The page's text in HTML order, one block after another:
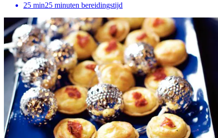
25 min25 minuten bereidingstijd